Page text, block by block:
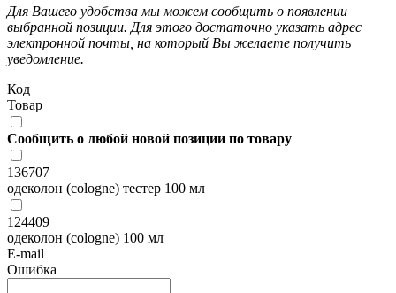
Для Вашего удобства мы можем сообщить о появлении
выбранной позиции. Для этого достаточно указать адрес
электронной почты, на который Вы желаете получить
уведомление.
Код
Товар
Сообщить о любой новой позиции по товару
136707
одеколон (cologne) тестер 100 мл
124409
одеколон (cologne) 100 мл
E-mail
Ошибка